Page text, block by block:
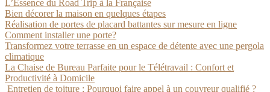
L’Essence du Road Trip à la Française
Bien décorer la maison en quelques étapes
Réalisation de portes de placard battantes sur mesure en ligne
Comment installer une porte?
Transformez votre terrasse en un espace de détente avec une pergola
climatique
La Chaise de Bureau Parfaite pour le Télétravail : Confort et
Productivité à Domicile
Entretien de toiture : Pourquoi faire appel à un couvreur qualifié ?